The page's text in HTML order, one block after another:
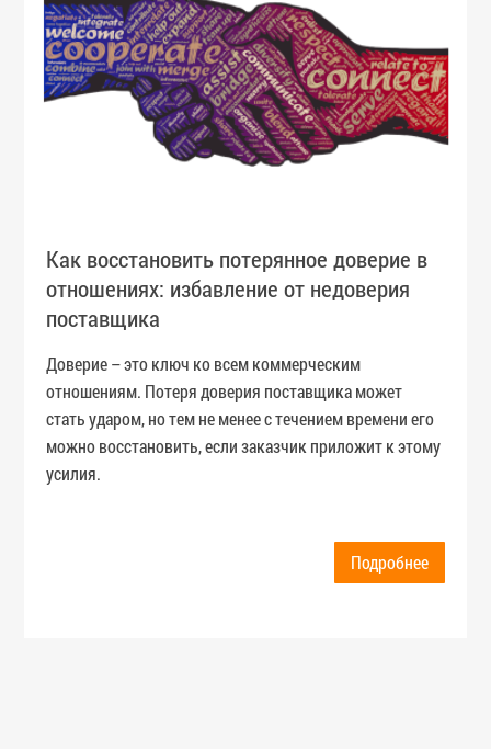
Как восстановить потерянное доверие в
отношениях: избавление от недоверия
поставщика
Доверие – это ключ ко всем коммерческим
отношениям. Потеря доверия поставщика может
стать ударом, но тем не менее с течением времени его
можно восстановить, если заказчик приложит к этому
усилия.
Подробнее